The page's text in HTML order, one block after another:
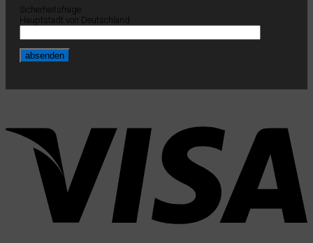
Sicherheitsfrage:
Hauptstadt von Deutschland